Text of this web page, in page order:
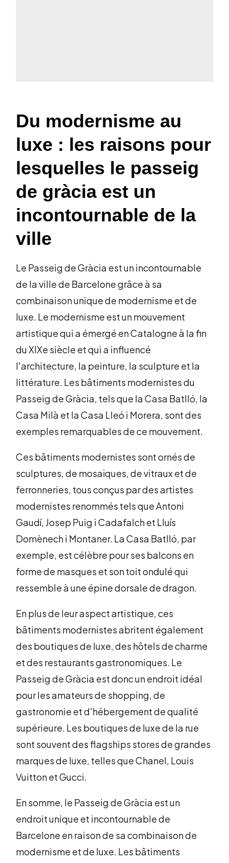
Du modernisme au
luxe : les raisons pour
lesquelles le passeig
de gràcia est un
incontournable de la
ville
Le Passeig de Gràcia est un incontournable
de la ville de Barcelone grâce à sa
combinaison unique de modernisme et de
luxe. Le modernisme est un mouvement
artistique qui a émergé en Catalogne à la fin
du XIXe siècle et qui a influencé
l'architecture, la peinture, la sculpture et la
littérature. Les bâtiments modernistes du
Passeig de Gràcia, tels que la Casa Batlló, la
Casa Milà et la Casa Lleó i Morera, sont des
exemples remarquables de ce mouvement.
Ces bâtiments modernistes sont ornés de
sculptures, de mosaïques, de vitraux et de
ferronneries, tous conçus par des artistes
modernistes renommés tels que Antoni
Gaudí, Josep Puig i Cadafalch et Lluís
Domènech i Montaner. La Casa Batlló, par
exemple, est célèbre pour ses balcons en
forme de masques et son toit ondulé qui
ressemble à une épine dorsale de dragon.
En plus de leur aspect artistique, ces
bâtiments modernistes abritent également
des boutiques de luxe, des hôtels de charme
et des restaurants gastronomiques. Le
Passeig de Gràcia est donc un endroit idéal
pour les amateurs de shopping, de
gastronomie et d'hébergement de qualité
supérieure. Les boutiques de luxe de la rue
sont souvent des flagships stores de grandes
marques de luxe, telles que Chanel, Louis
Vuitton et Gucci.
En somme, le Passeig de Gràcia est un
endroit unique et incontournable de
Barcelone en raison de sa combinaison de
modernisme et de luxe. Les bâtiments